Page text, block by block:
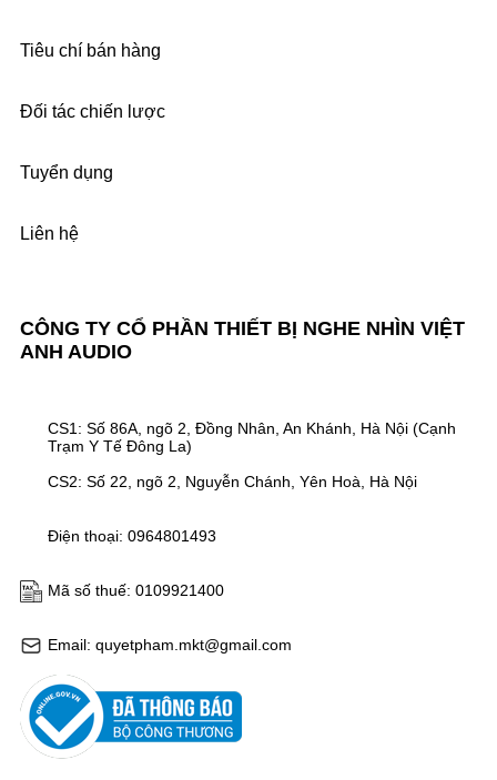
CÔNG TY CỔ PHẦN THIẾT BỊ NGHE NHÌN VIỆT
ANH AUDIO
Email: quyetpham.mkt@gmail.com
Mã số thuế: 0109921400
Điện thoại: 0964801493
CS1: Số 86A, ngõ 2, Đồng Nhân, An Khánh, Hà Nội (Cạnh
Trạm Y Tế Đông La)
CS2: Số 22, ngõ 2, Nguyễn Chánh, Yên Hoà, Hà Nội
Tiêu chí bán hàng
Đối tác chiến lược
Tuyển dụng
Liên hệ